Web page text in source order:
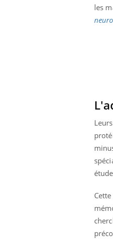
les
Diabète &
Le Ramadan
nombreuses
diabète, c'est